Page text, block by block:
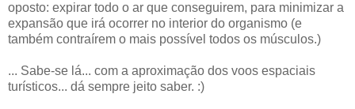
oposto: expirar todo o ar que conseguirem, para minimizar a
expansão que irá ocorrer no interior do organismo (e
também contraírem o mais possível todos os músculos.)
... Sabe-se lá... com a aproximação dos voos espaciais
turísticos... dá sempre jeito saber. :)